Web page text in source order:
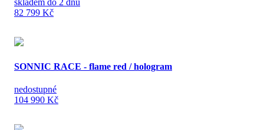
skladem do 2 dnů
82 799 Kč
SONNIC RACE - flame red / hologram
nedostupné
104 990 Kč